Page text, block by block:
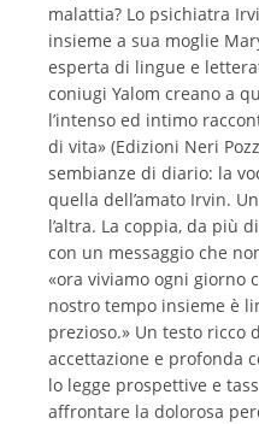
malattia? Lo psichiatra
insieme a sua moglie
esperta di lingue e
coniugi Yalom creano a
l’intenso ed intimo
di vita» (Edizioni Neri
sembianze di diario: la
quella dell’amato Irvin.
l’altra. La coppia, da più
con un messaggio che
«ora viviamo ogni giorno
nostro tempo insieme è
prezioso.» Un testo ricco
accettazione e profonda
lo legge prospettive e
affrontare la dolorosa